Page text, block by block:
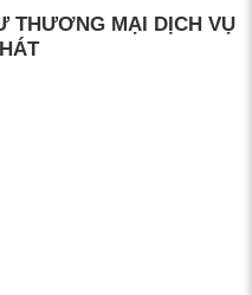
THƯƠNG MẠI DỊCH VỤ